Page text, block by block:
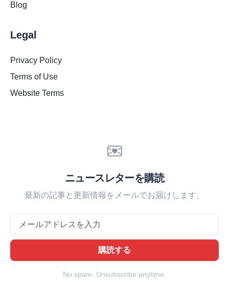
Blog
Legal
Privacy Policy
Terms of Use
Website Terms
ニュースレターを購読
最新の記事と更新情報をメールでお届けします。
購読する
No spam. Unsubscribe anytime.